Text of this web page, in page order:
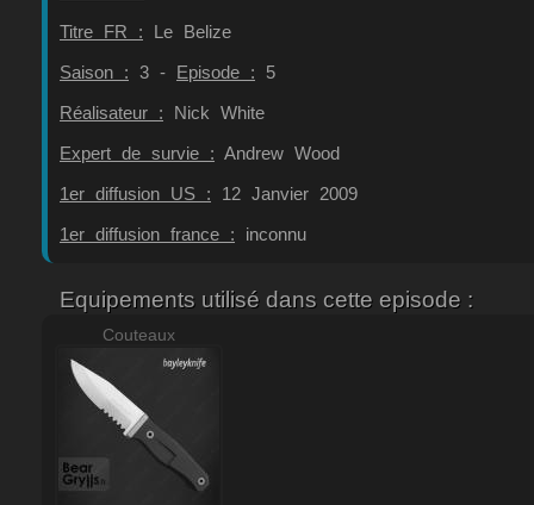
Titre FR : Le Belize
Saison : 3 - Episode : 5
Réalisateur : Nick White
Expert de survie : Andrew Wood
1er diffusion US : 12 Janvier 2009
1er diffusion france : inconnu
Equipements utilisé dans cette episode :
Couteaux